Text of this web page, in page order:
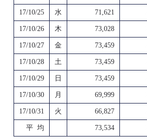
17/10/25 水 71,621
17/10/26 木 73,028
17/10/27 金 73,459
17/10/28 土 73,459
17/10/29 日 73,459
17/10/30 月 69,999
17/10/31 火 66,827
平 均 73,534